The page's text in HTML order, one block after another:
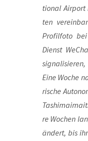
tio­nal
ten
Pro­fil­fo­to
Dienst
Eine Woche
ri­sche
re Wochen
än­dert, bis